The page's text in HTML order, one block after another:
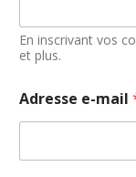
En inscrivant vos
et plus.
Adresse e-mail